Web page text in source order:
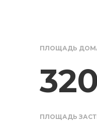
ПЛОЩАДЬ
ПЛОЩАДЬ